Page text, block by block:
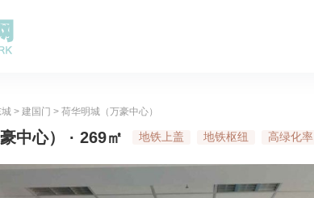
城 > 建国门 > 荷华明城（万豪中心）
中心） · 269㎡ 地铁上盖 地铁枢纽 高绿化率